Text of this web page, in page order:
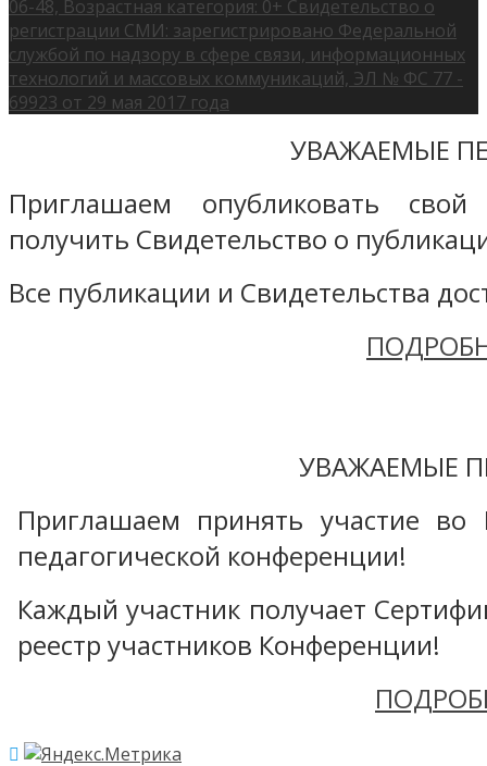
06-48, Возрастная категория: 0+ Свидетельство о
регистрации СМИ: зарегистрировано Федеральной
службой по надзору в сфере связи, информационных
технологий и массовых коммуникаций, ЭЛ № ФС 77 -
69923 от 29 мая 2017 года
УВАЖАЕМЫЕ
Приглашаем опубликовать
получить Свидетельство о
Все публикации и Свидетельства
УВАЖАЕМЫЕ
Приглашаем принять участие во
педагогической конференции!
Каждый участник получает
реестр участников Конференции!